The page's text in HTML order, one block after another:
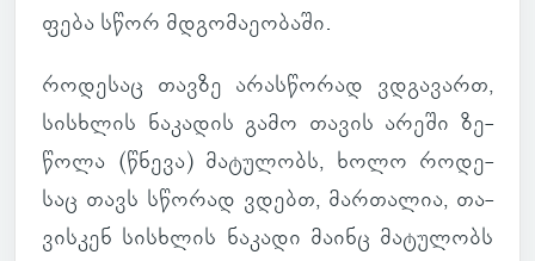
ფება სწორ მდგო­მა­ე­ო­ბაში.
რო­დე­საც თავზე არას­წო­რად ვდგა­ვართ,
სის­ხლის ნა­კა­დის გამო თავის არეში ზე­
წოლა (წნევა) მა­ტუ­ლობს, ხოლო რო­დე­
საც თავს სწო­რად ვდებთ, მარ­თა­ლია, თა­
ვის­კენ სის­ხლის ნა­კადი მაინც მა­ტუ­ლობს